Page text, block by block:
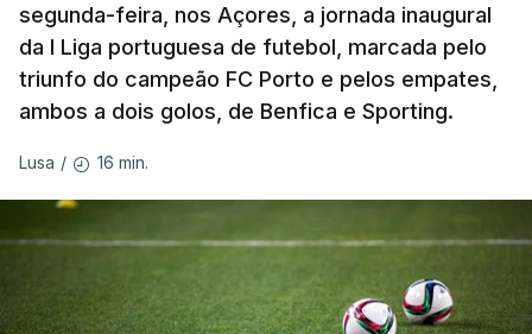
primeiro a realizar o contrarrelógio, saindo para a
estrada às 15:05.
Os corredores partem separados por um minuto,
O contrarrelógio individual realiza-se a meio da 87ª
Volta a Portugal, numa interrupção do hábito de
terminar a corrida com o 'crono', que vigorava
segunda-feira, nos Açores, a jornada inaugural
da I Liga portuguesa de futebol, marcada pelo
triunfo do campeão FC Porto e pelos empates,
ambos a dois golos, de Benfica e Sporting.
Lusa / 16 min.